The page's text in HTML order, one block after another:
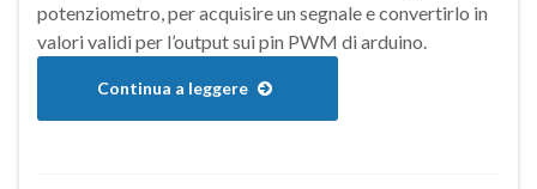
potenziometro, per acquisire un segnale e convertirlo in
valori validi per l’output sui pin PWM di arduino.
Continua a leggere